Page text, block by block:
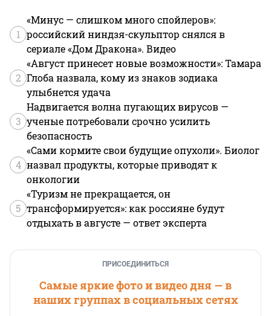
1
«Минус — слишком много спойлеров»:
российский ниндзя-скульптор снялся в
сериале «Дом Дракона». Видео
2
«Август принесет новые возможности»: Тамара
Глоба назвала, кому из знаков зодиака
улыбнется удача
3
Надвигается волна пугающих вирусов —
ученые потребовали срочно усилить
безопасность
4
«Сами кормите свои будущие опухоли». Биолог
назвал продукты, которые приводят к
онкологии
5
«Туризм не прекращается, он
трансформируется»: как россияне будут
отдыхать в августе — ответ эксперта
ПРИСОЕДИНИТЬСЯ
Самые яркие фото и видео дня — в
наших группах в социальных сетях